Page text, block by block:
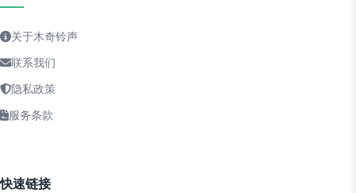
关于木奇铃声
联系我们
隐私政策
服务条款
快速链接